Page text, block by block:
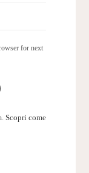
for next
Scopri come